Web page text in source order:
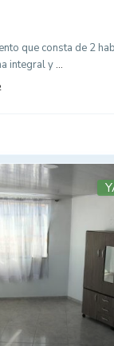
que consta de 2
integral y...